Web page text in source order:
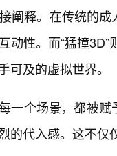
阐释。在传统的
动性。而“猛撞
可及的虚拟世界。
一个场景，都被
的代入感。这不仅